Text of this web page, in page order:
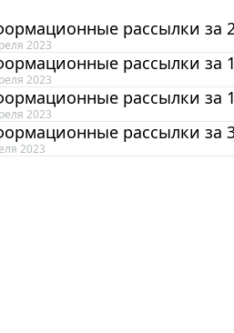
рассылки за
2023
рассылки за
2023
рассылки за
2023
рассылки за
2023